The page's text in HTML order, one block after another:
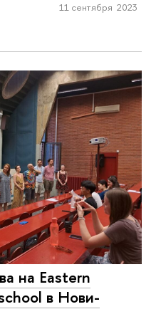
11 сентября 2023
на Eastern
в Нови-